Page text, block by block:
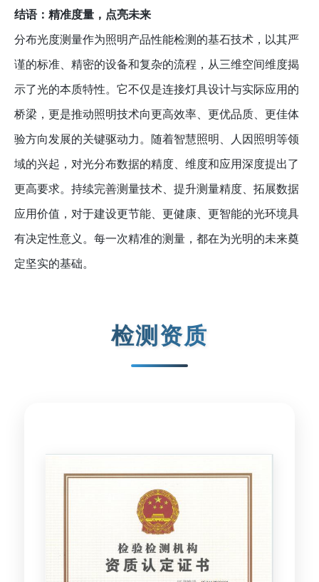
结语：精准度量，点亮未来
分布光度测量作为照明产品性能检测的基石技术，以其严
谨的标准、精密的设备和复杂的流程，从三维空间维度揭
示了光的本质特性。它不仅是连接灯具设计与实际应用的
桥梁，更是推动照明技术向更高效率、更优品质、更佳体
验方向发展的关键驱动力。随着智慧照明、人因照明等领
域的兴起，对光分布数据的精度、维度和应用深度提出了
更高要求。持续完善测量技术、提升测量精度、拓展数据
应用价值，对于建设更节能、更健康、更智能的光环境具
有决定性意义。每一次精准的测量，都在为光明的未来奠
定坚实的基础。
检测资质